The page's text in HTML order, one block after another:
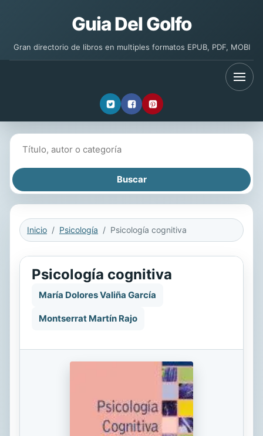
Guia Del Golfo
Gran directorio de libros en multiples formatos EPUB, PDF, MOBI
Inicio Psicología Psicología cognitiva
Psicología cognitiva
María Dolores Valiña García
Montserrat Martín Rajo